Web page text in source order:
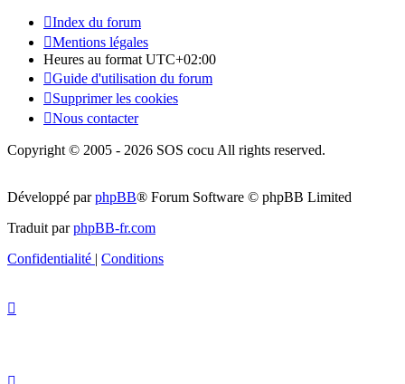
Index du forum
Mentions légales
Heures au format UTC+02:00
Guide d'utilisation du forum
Supprimer les cookies
Nous contacter
Copyright © 2005 - 2026 SOS cocu All rights reserved.
Développé parphpBB® Forum Software © phpBB Limited
Traduit parphpBB-fr.com
Confidentialité | Conditions